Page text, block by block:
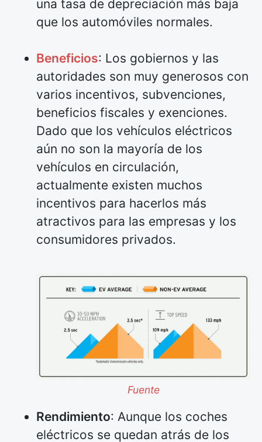
una tasa de depreciación más baja
que los automóviles normales.
Beneficios: Los gobiernos y las
autoridades son muy generosos con
varios incentivos, subvenciones,
beneficios fiscales y exenciones.
Dado que los vehículos eléctricos
aún no son la mayoría de los
vehículos en circulación,
actualmente existen muchos
incentivos para hacerlos más
atractivos para las empresas y los
consumidores privados.
Fuente
Rendimiento: Aunque los coches
eléctricos se quedan atrás de los